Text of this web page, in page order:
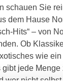
schauen Sie
dem Hause
Hits“ – von
Ob
wie
jede Menge
wer nicht selbst